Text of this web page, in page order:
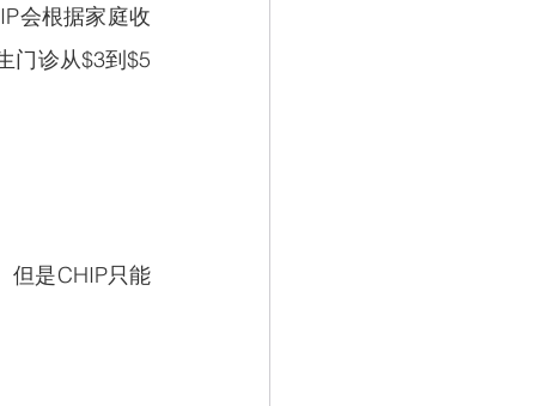
会根据家庭收
门诊从$3到$5
但是CHIP只能